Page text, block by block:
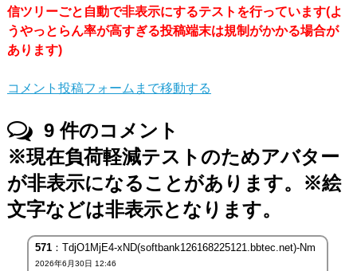
信ツリーごと自動で非表示にするテストを行っています(よ
うやっとらん率が高すぎる投稿端末は規制がかかる場合が
あります)
コメント投稿フォームまで移動する
9件のコメント
※現在負荷軽減テストのためアバター
が非表示になることがあります。※絵
文字などは非表示となります。
571：TdjO1MjE4-xND(softbank126168225121.bbtec.net)-Nm
2026年6月30日 12:46